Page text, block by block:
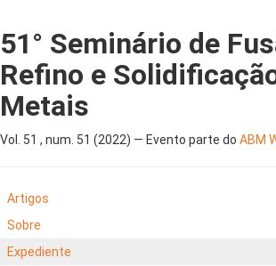
51° Seminário de
Refino e
Metais
Vol. 51 , num. 51 (2022) — Evento parte do ABM
Artigos
Sobre
Expediente